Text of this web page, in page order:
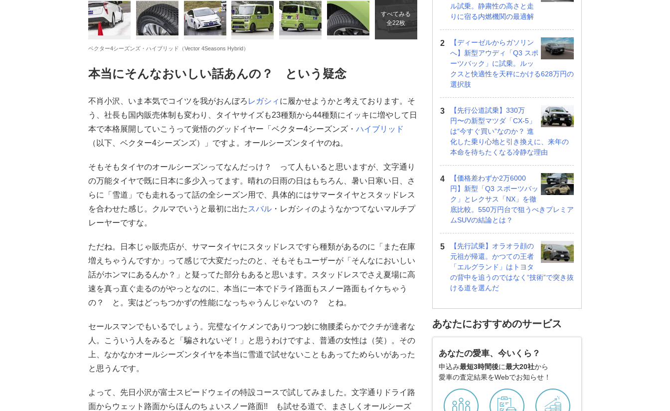
すべてみる
全22枚
ベクター4シーズンズ・ハイブリッド（Vector 4Seasons Hybrid）
本当にそんなおいしい話あんの？ という疑念
不肖小沢、いま本気でコイツを我がおんぼろ レガシィ に履かせようかと考えております。そ
う、社長も国内販売体制も変わり、タイヤサイズも23種類から44種類にイッキに増やして日
本で本格展開していこうって覚悟のグッドイヤー「ベクター4シーズンズ・ ハイブリッド
（以下、ベクター4シーズンズ）」ですよ。オールシーズンタイヤのね。
そもそもタイヤのオールシーズンってなんだっけ？ って人もいると思いますが、文字通り
の万能タイヤで既に日本に多少入ってます。晴れの日雨の日はもちろん、暑い日寒い日、さ
らに「雪道」でも走れるって話の全シーズン用で、具体的にはサマータイヤとスタッドレス
を合わせた感じ。クルマでいうと最初に出た スバル ・レガシィのようなかつてないマルチプ
レーヤーですな。
ただね。日本じゃ販売店が、サマータイヤにスタッドレスですら種類があるのに「また在庫
増えちゃうんですか」って感じで大変だったのと、そもそもユーザーが「そんなにおいしい
話がホンマにあるんか？」と疑ってた部分もあると思います。スタッドレスでさえ夏場に高
速を真っ直ぐ走るのがやっとなのに、本当に一本でドライ路面もスノー路面もイケちゃう
の？ と。実はどっちつかずの性能になっちゃうんじゃないの？ とね。
セールスマンでもいるでしょう。完璧なイケメンでありつつ妙に物腰柔らかでクチが達者な
人。こういう人をみると「騙されないぞ！」と思うわけですよ、普通の女性は（笑）。その
上、なかなかオールシーズンタイヤを本当に雪道で試せないこともあってためらいがあった
と思うんです。
よって、先日小沢が富士スピードウェイの特設コースで試してみました。文字通りドライ路
面からウェット路面からほんのちょいスノー路面!! も試せる道で、まさしくオールシーズ
ル試乗。静粛性の高さと走
りに宿る内燃機関の最適解
【ディーゼルからガソリン
へ】新型アウディ「Q3 スポ
ーツバック」に試乗。ルッ
クスと快適性を天秤にかける628万円の
選択肢
【先行公道試乗】330万
円〜の新型マツダ「CX-5」
は“今すぐ買い”なのか？ 進
化した乗り心地と引き換えに、来年の
本命を待ちたくなる冷静な理由
【価格差わずか2万6000
円】新型「Q3 スポーツバッ
ク」とレクサス「NX」を徹
底比較。550万円台で狙うべきプレミア
ムSUVの結論とは？
【先行試乗】オラオラ顔の
元祖が帰還。かつての王者
「エルグランド」はトヨタ
の背中を追うのではなく“技術”で突き抜
ける道を選んだ
あなたにおすすめのサービス
あなたの愛車、今いくら？
申込み最短3時間後に最大20社から
愛車の査定結果をWebでお知らせ！